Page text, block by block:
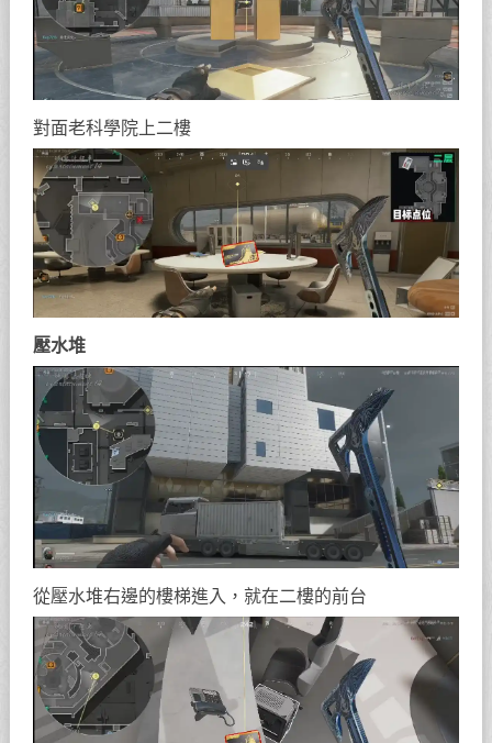
對面老科學院上二樓
壓水堆
從壓水堆右邊的樓梯進入，就在二樓的前台